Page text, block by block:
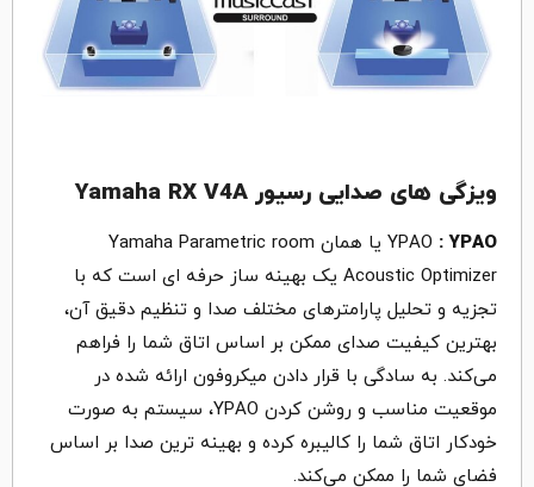
ویزگی های صدایی رسیور Yamaha RX V4A
YPAO : YPAO
یا همان Yamaha Parametric room
Acoustic Optimizer یک بهینه ساز حرفه ای است که با
تجزیه و تحلیل پارامتر‌های مختلف صدا و تنظیم دقیق آن،
بهترین کیفیت صدای ممکن بر اساس اتاق شما را فراهم
می‌کند. به سادگی با قرار دادن میکروفون ارائه شده در
موقعیت مناسب و روشن کردن YPAO، سیستم به صورت
خودکار اتاق شما را کالیبره کرده و بهینه ترین صدا بر اساس
فضای شما را ممکن می‌کند.